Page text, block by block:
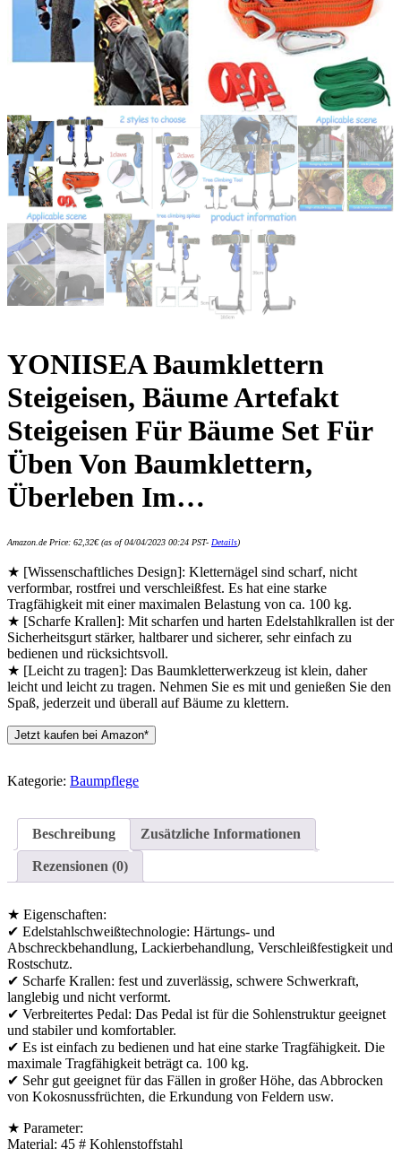
YONIISEA Baumklettern
Steigeisen, Bäume Artefakt
Steigeisen Für Bäume Set Für
Üben Von Baumklettern,
Überleben Im…
Amazon.de Price: 62,32€(as of 04/04/2023 00:24 PST- Details)
★ [Wissenschaftliches Design]: Kletternägel sind scharf, nicht
verformbar, rostfrei und verschleißfest. Es hat eine starke
Tragfähigkeit mit einer maximalen Belastung von ca. 100 kg.
★ [Scharfe Krallen]: Mit scharfen und harten Edelstahlkrallen ist der
Sicherheitsgurt stärker, haltbarer und sicherer, sehr einfach zu
bedienen und rücksichtsvoll.
★ [Leicht zu tragen]: Das Baumkletterwerkzeug ist klein, daher
leicht und leicht zu tragen. Nehmen Sie es mit und genießen Sie den
Spaß, jederzeit und überall auf Bäume zu klettern.
Jetzt kaufen bei Amazon*
Kategorie: Baumpflege
Beschreibung Zusätzliche Informationen
Rezensionen (0)
★ Eigenschaften:
✔ Edelstahlschweißtechnologie: Härtungs- und
Abschreckbehandlung, Lackierbehandlung, Verschleißfestigkeit und
Rostschutz.
✔ Scharfe Krallen: fest und zuverlässig, schwere Schwerkraft,
langlebig und nicht verformt.
✔ Verbreitertes Pedal: Das Pedal ist für die Sohlenstruktur geeignet
und stabiler und komfortabler.
✔ Es ist einfach zu bedienen und hat eine starke Tragfähigkeit. Die
maximale Tragfähigkeit beträgt ca. 100 kg.
✔ Sehr gut geeignet für das Fällen in großer Höhe, das Abbrocken
von Kokosnussfrüchten, die Erkundung von Feldern usw.
★ Parameter:
Material: 45 # Kohlenstoffstahl